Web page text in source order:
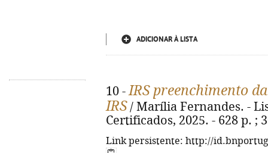
ADICIONAR À LISTA
10 -IRS preenchimento
IRS/ Marília Fernandes. -
Certificados, 2025. - 628 p. ;
Link persistente: http://